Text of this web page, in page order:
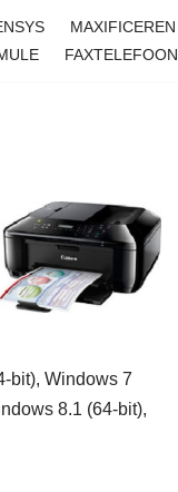
MAXIFICEREN
FAXTELEFOON
bit), Windows 7
8.1 (64-bit),